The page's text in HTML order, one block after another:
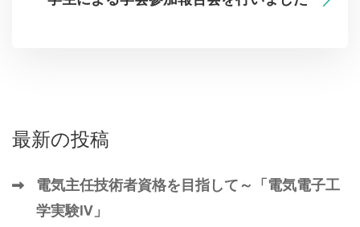
最新の投稿
電気主任技術者資格を目指して～「電気電子工
学実験IV」